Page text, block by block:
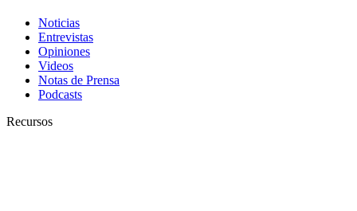
Noticias
Entrevistas
Opiniones
Videos
Notas de Prensa
Podcasts
Recursos